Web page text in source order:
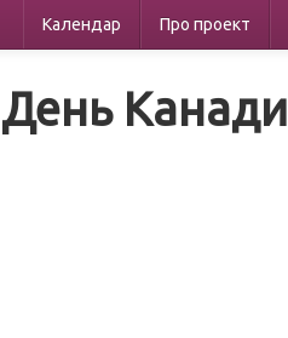
Календар Про проект
День Канади